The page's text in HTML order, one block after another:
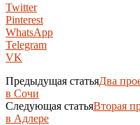
Twitter
Pinterest
WhatsApp
Telegram
VK
Предыдущая статьяДва
в Сочи
Следующая статьяВторая
в Адлере